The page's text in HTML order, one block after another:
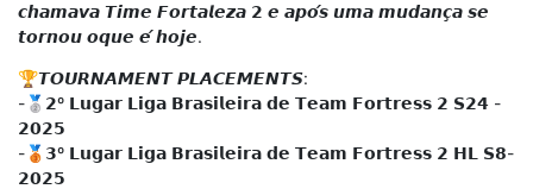
𝙘𝙝𝙖𝙢𝙖𝙫𝙖 𝙏𝙞𝙢𝙚 𝙁𝙤𝙧𝙩𝙖𝙡𝙚𝙯𝙖 𝟮 𝙚 𝙖𝙥𝙤́𝙨 𝙪𝙢𝙖 𝙢𝙪𝙙𝙖𝙣𝙘̧𝙖 𝙨𝙚
𝙩𝙤𝙧𝙣𝙤𝙪 𝙤𝙦𝙪𝙚 𝙚́ 𝙝𝙤𝙟𝙚.
🏆𝙏𝙊𝙐𝙍𝙉𝘼𝙈𝙀𝙉𝙏 𝙋𝙇𝘼𝘾𝙀𝙈𝙀𝙉𝙏𝙎:
-🥈𝟮º 𝗟𝘂𝗴𝗮𝗿 𝗟𝗶𝗴𝗮 𝗕𝗿𝗮𝘀𝗶𝗹𝗲𝗶𝗿𝗮 𝗱𝗲 𝗧𝗲𝗮𝗺 𝗙𝗼𝗿𝘁𝗿𝗲𝘀𝘀 𝟮 𝗦𝟮𝟰 -
𝟮𝟬𝟮𝟱
-🥉𝟯º 𝗟𝘂𝗴𝗮𝗿 𝗟𝗶𝗴𝗮 𝗕𝗿𝗮𝘀𝗶𝗹𝗲𝗶𝗿𝗮 𝗱𝗲 𝗧𝗲𝗮𝗺 𝗙𝗼𝗿𝘁𝗿𝗲𝘀𝘀 𝟮 𝗛𝗟 𝗦𝟴-
𝟮𝟬𝟮𝟱